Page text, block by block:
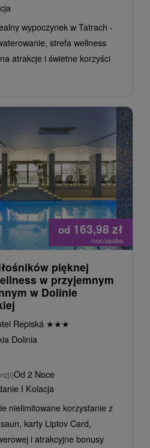
wypoczynek w Tatrach -
strefa wellness
atrakcje i świetne korzyści
od 163,98 zł
/noc/osoba
pięknej
w przyjemnym
w Dolinie
Repiská ★★★
Dolinia
Od 2 Noce
I Kolacja
nielimitowane korzystanie z
karty Liptov Card,
i atrakcyjne bonusy